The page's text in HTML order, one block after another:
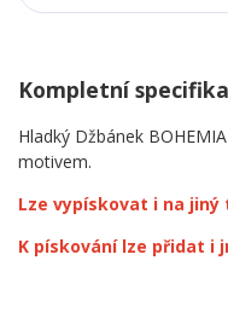
Kompletní
Hladký Džbánek
motivem.
Lze vypískovat i na
K pískování lze přidat i